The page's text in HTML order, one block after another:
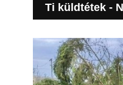
Ti küldtétek -